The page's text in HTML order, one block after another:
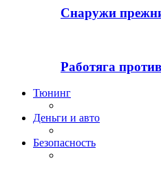
Снаружи
Работяга
Тюнинг
Деньги и авто
Безопасность